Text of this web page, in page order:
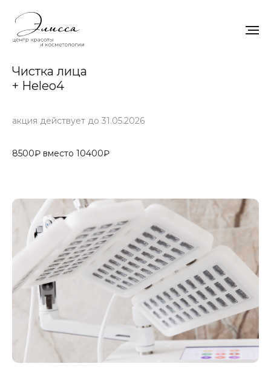
Чистка лица
+ Heleo4
акция действует до 31.05.2026
8500₽ вместо 10400₽
месяца
Акции